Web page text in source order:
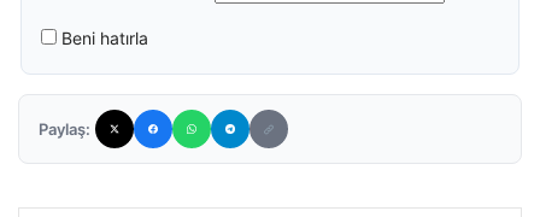
Beni hatırla
Paylaş: